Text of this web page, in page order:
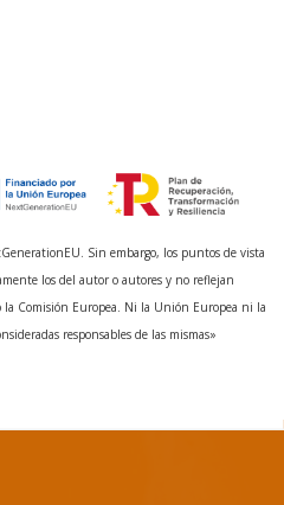
Sin embargo, los puntos de vista
los del autor o autores y no reflejan
la Comisión Europea. Ni la Unión Europea ni la
responsables de las mismas»